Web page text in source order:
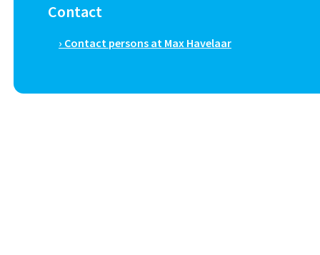
Contact
› Contact persons at Max Havelaar